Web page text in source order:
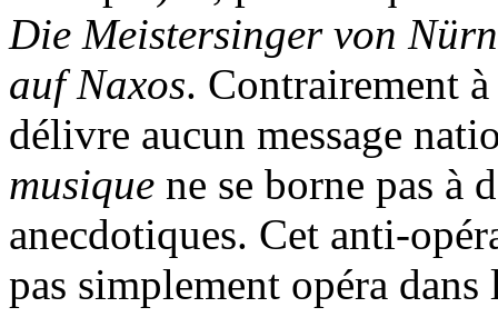
Die Meistersinger von
auf Naxos. Contrairement
délivre aucun message
musique ne se borne pas à
anecdotiques. Cet anti-
pas simplement opéra